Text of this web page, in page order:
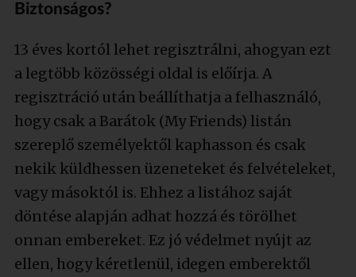
Biztonságos?
13 éves kortól lehet regisztrálni, ahogyan ezt
a legtöbb közösségi oldal is előírja. A
regisztráció után beállíthatja a felhasználó,
hogy csak a Barátok (My Friends) listán
szereplő személyektől kaphasson és csak
nekik küldhessen üzeneteket és felvételeket,
vagy másoktól is. Ehhez a listához saját
döntése alapján adhat hozzá és törölhet
onnan embereket. Ez jó védelmet nyújt az
ellen, hogy kéretlenül, idegen emberektől